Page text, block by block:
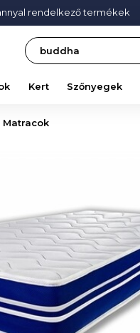
rendelkező termékek
Search
Kert Szőnyegek
Matracok